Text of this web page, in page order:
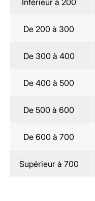
Inférieur à 200
De 200 à 300
De 300 à 400
De 400 à 500
De 500 à 600
De 600 à 700
Supérieur à 700